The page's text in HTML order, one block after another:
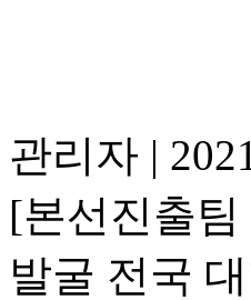
관리자 |
[본선진출
발굴 전국